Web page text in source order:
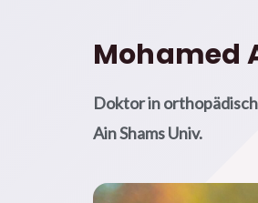
Mohamed
Doktor in
Ain Shams Univ.